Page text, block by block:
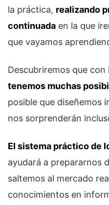
la práctica, realizando
continuada en la que
que vayamos
Descubriremos que
tenemos muchas
posible que diseñemos
nos sorprenderán
El sistema práctico de
ayudará a prepararnos
saltemos al mercado
conocimientos en